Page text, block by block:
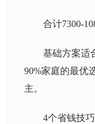
合计7300-
基础方案适
90%家庭的最优
主。
4个省钱技